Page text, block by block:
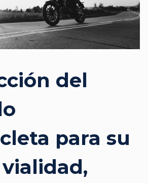
del
para su